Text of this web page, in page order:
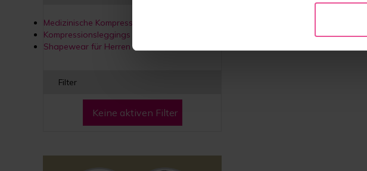
Medizinische Kompressionswäsche
Kompressionsleggings & Shapewear
Shapewear für Herren
Filter
Keine aktiven Filter